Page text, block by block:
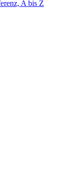
A bis Z